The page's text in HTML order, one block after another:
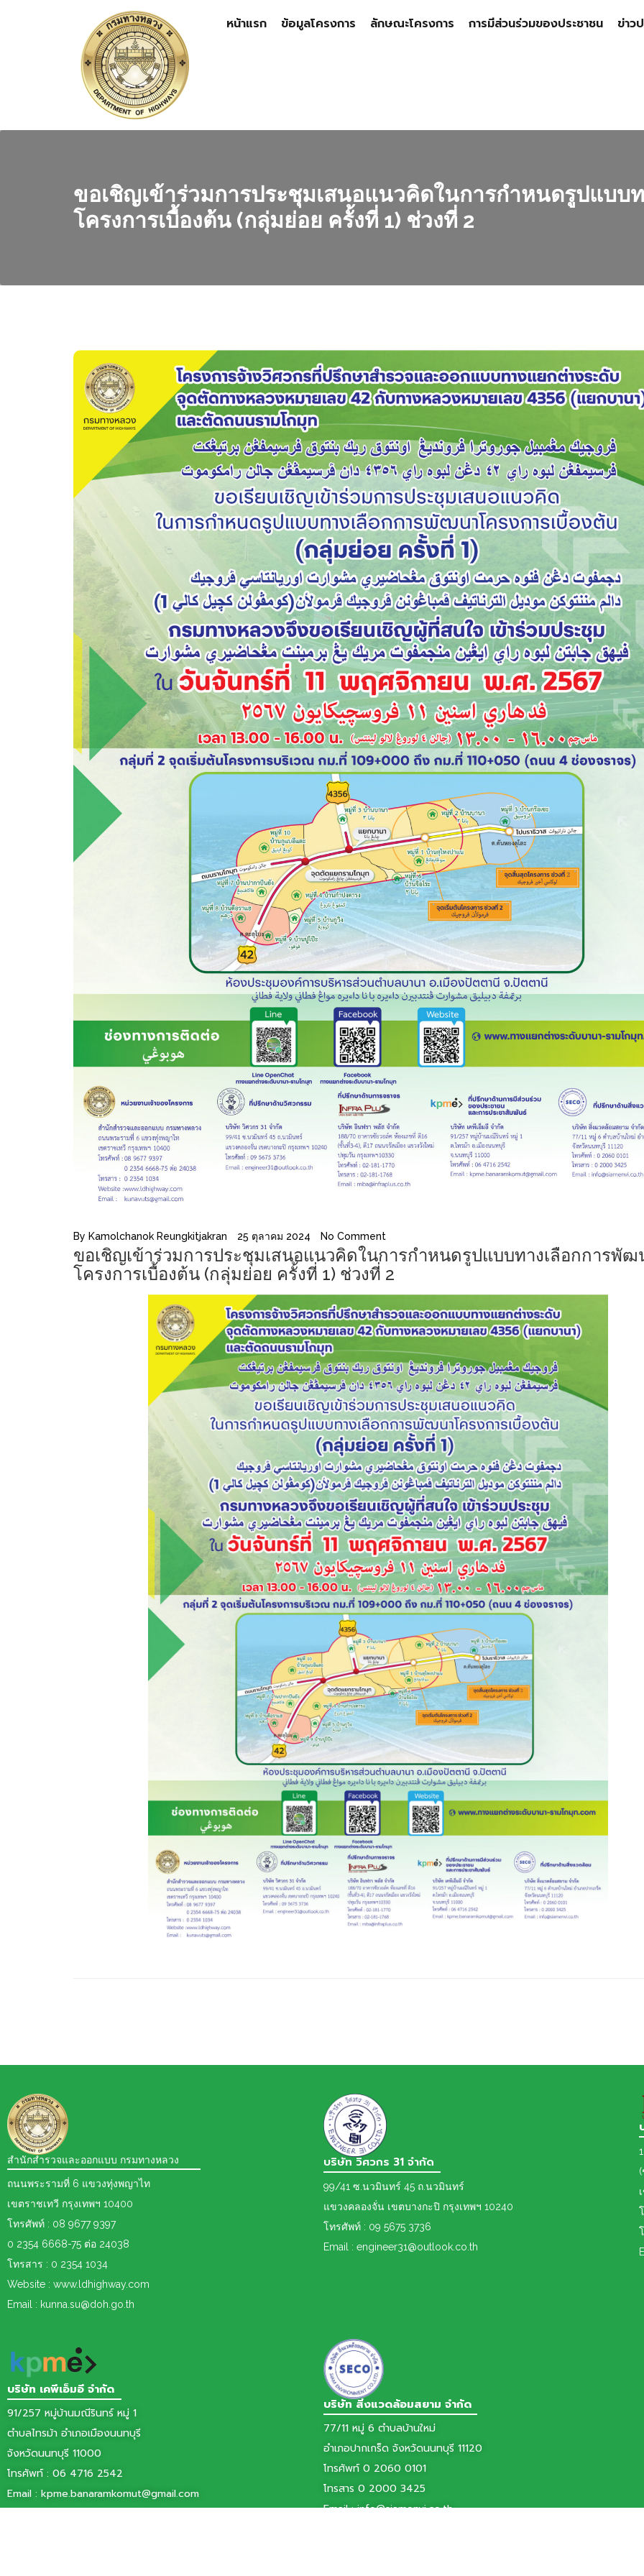
หน้าแรก ข้อมูลโครงการ ลักษณะโครงการ การมีส่วนร่วมของประชาชน ข่าว
ขอเชิญเข้าร่วมการประชุมเสนอแนวคิดในการกำหนดรูปแบบ
โครงการเบื้องต้น (กลุ่มย่อย ครั้งที่ 1) ช่วงที่ 2
By Kamolchanok Reungkitjakran 25 ตุลาคม 2024 No Comment
ขอเชิญเข้าร่วมการประชุมเสนอแนวคิดในการกำหนดรูปแบบทางเลือกการพัฒ
โครงการเบื้องต้น (กลุ่มย่อย ครั้งที่ 1) ช่วงที่ 2
สำนักสำรวจและออกแบบ กรมทางหลวง
ถนนพระรามที่ 6 แขวงทุ่งพญาไท
เขตราชเทวี กรุงเทพฯ 10400
โทรศัพท์ : 08 9677 9397
0 2354 6668-75 ต่อ 24038
โทรสาร : 0 2354 1034
Website : www.ldhighway.com
Email : kunna.su@doh.go.th
บริษัท วิศวกร 31 จำกัด
99/41 ซ.นวมินทร์ 45 ถ.นวมินทร์
แขวงคลองจั่น เขตบางกะปิ กรุงเทพฯ 10240
โทรศัพท์ : 09 5675 3736
Email : engineer31@outlook.co.th
บริษัท เคพีเอ็มอี จำกัด
91/257 หมู่บ้านมณีรินทร์ หมู่ 1
ตำบลไทรม้า อำเภอเมืองนนทบุรี
จังหวัดนนทบุรี 11000
โทรศัพท์ : 06 4716 2542
Email : kpme.banaramkomut@gmail.com
บริษัท สิ่งแวดล้อมสยาม จำกัด
77/11 หมู่ 6 ตำบลบ้านใหม่
อำเภอปากเกร็ด จังหวัดนนทบุรี 11120
โทรศัพท์ 0 2060 0101
โทรสาร 0 2000 3425
Email : info@siamenvi.co.th